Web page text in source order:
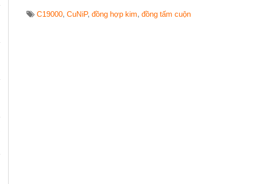
C19000, CuNiP, đồng hợp kim, đồng tấm cuộn